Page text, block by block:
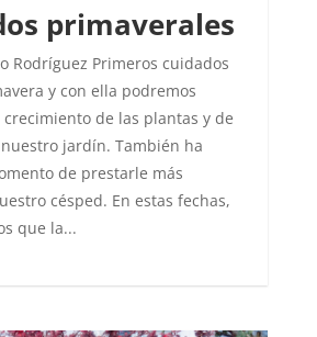
primaverales
Rodríguez Primeros cuidados
y con ella podremos
de las plantas y de
jardín. También ha
de prestarle más
césped. En estas fechas,
que la...